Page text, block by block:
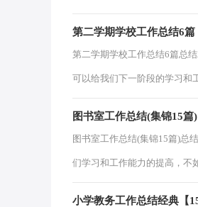
第二学期学校工作总结6篇
第二学期学校工作总结6篇总
可以给我们下一阶段的学习和
图书室工作总结(集锦15篇)
图书室工作总结(集锦15篇)总
们学习和工作能力的提高，不
小学教务工作总结经典【